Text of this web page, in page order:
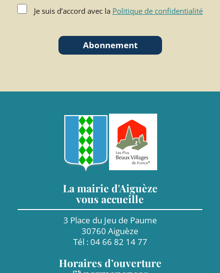
Je suis d’accord avec la Politique de confidentialité
Abonnement
La mairie d'Aiguèze
vous accueille
3 Place du Jeu de Paume
30760 Aiguèze
Tél : 04 66 82 14 77
Horaires d’ouverture